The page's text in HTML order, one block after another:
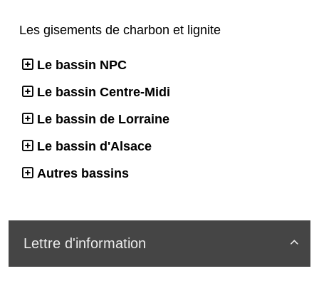
Les gisements de charbon et lignite
Le bassin NPC
Le bassin Centre-Midi
Le bassin de Lorraine
Le bassin d'Alsace
Autres bassins

Lettre d'information